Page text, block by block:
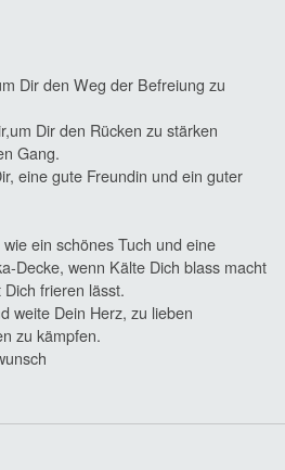
Dir den Weg der Befreiung zu
Dir den Rücken zu stärken
Gang.
eine gute Freundin und ein guter
ein schönes Tuch und eine
Decke, wenn Kälte Dich blass macht
frieren lässt.
weite Dein Herz, zu lieben
zu kämpfen.